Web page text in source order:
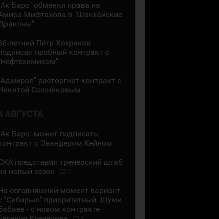
Барс" обменял права на
Мифтахова в "Шанхайские
летний Пётр Хохряков
пробный контракт с
расторгнет контракт с
Сошниковым
АВГУСТА
Барс" может подписать
с Эвандером Кейном
представил тренерский штаб
новый сезон
сегодняшний момент вариант
"Сибирью" приоритетный. Шуми
- о новом контракте